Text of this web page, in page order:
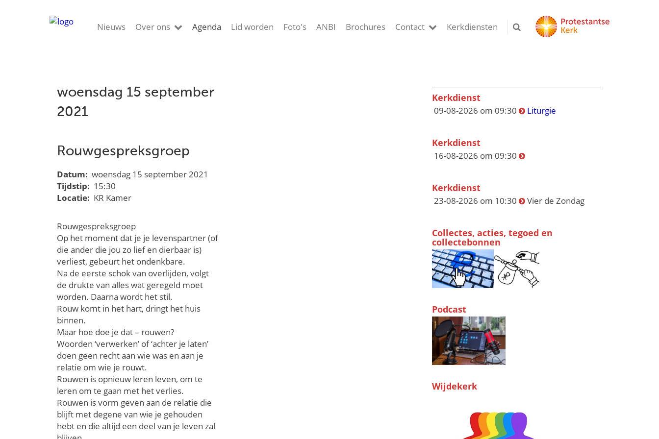
Nieuws Over ons Agenda Lid worden Foto's ANBI Brochures Contact Kerkdiensten
woensdag 15 september
2021
Rouwgespreksgroep
Datum: woensdag 15 september 2021
Tijdstip: 15:30
Locatie: KR Kamer
Rouwgespreksgroep
Op het moment dat je je levenspartner (of
die ander die jou zo lief en dierbaar is)
verliest, gebeurt het ondenkbare.
Na de eerste schok van overlijden, volgt
de drukte van alles wat geregeld moet
worden. Daarna wordt het stil.
Rouw komt in het hart, dringt het huis
binnen.
Maar hoe doe je dat – rouwen?
Woorden ‘verwerken’ of ‘achter je laten’
doen geen recht aan wie was en aan je
relatie om wie je rouwt.
Rouwen is opnieuw leren leven, om te
leren om te gaan met het verlies.
Rouwen is vorm geven aan de relatie die
blijft met degene van wie je gehouden
hebt en die altijd een deel van je leven zal
Kerkdienst
09-08-2026 om 09:30 Liturgie
Kerkdienst
16-08-2026 om 09:30
Kerkdienst
23-08-2026 om 10:30 Vier de Zondag
Collectes, acties, tegoed en
collectebonnen
Podcast
Wijdekerk